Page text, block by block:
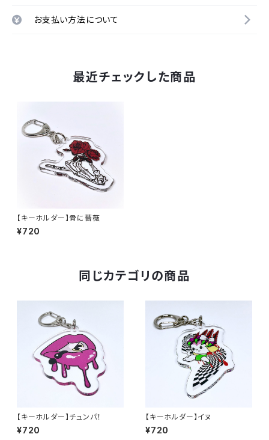
お支払い方法について
最近チェックした商品
【キーホルダー】骨に薔薇
¥720
同じカテゴリの商品
【キーホルダー】チュンパ！
¥720
【キーホルダー】イヌ
¥720